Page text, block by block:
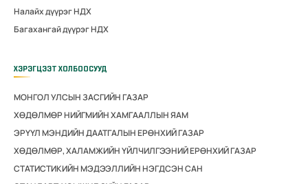
Налайх дүүрэг НДХ
Багахангай дүүрэг НДХ
ХЭРЭГЦЭЭТ ХОЛБООСУУД
МОНГОЛ УЛСЫН ЗАСГИЙН ГАЗАР
ХӨДӨЛМӨР НИЙГМИЙН ХАМГААЛЛЫН ЯАМ
ЭРҮҮЛ МЭНДИЙН ДААТГАЛЫН ЕРӨНХИЙ ГАЗАР
ХӨДӨЛМӨР, ХАЛАМЖИЙН ҮЙЛЧИЛГЭЭНИЙ ЕРӨНХИЙ ГАЗАР
СТАТИСТИКИЙН МЭДЭЭЛЛИЙН НЭГДСЭН САН